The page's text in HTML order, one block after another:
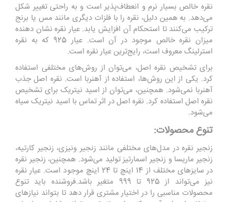
نقره خالص بسیار نرم و انعطاف‌پذیر است و به راحتی تغییر شکل
می‌دهد. به همین دلیل، نقره را با فلزات دیگری مانند مس یا برنج
ترکیب می‌کنند تا استحکام آن افزایش یابد. عیار نقره نشان دهنده
میزان نقره خالص موجود در آن است. عیار 925 که به نقره
استرلینگ معروف است، رایج‌ترین عیار نقره است.
برای تشخیص نقره اصل، می‌توان از روش‌های مختلفی استفاده
کرد. یکی از این روش‌ها، استفاده از آهنربا است. نقره اصل جذب
آهنربا نمی‌شود. همچنین، می‌توان از اسید نیتریک برای تشخیص
نقره اصل استفاده کرد. نقره اصل در اثر تماس با اسید نیتریک سیاه
می‌شود.
تنوع محصولات:
زنجیر نقره در مدل‌های مختلفی مانند زنجیر ونیزی، زنجیر کارتیه،
زنجیر ماریسا و زنجیر اسمارتیز تولید می‌شود. همچنین، زنجیر نقره
در سایزهای مختلف از 14 اینچ تا 24 اینچ موجود است. عیار نقره
نیز می‌تواند از 925 تا 999 متغیر باشد.فروشنده باید تنوع
محصولات مناسبی را در اختیار مشتری قرار دهد تا بتواند نیازهای